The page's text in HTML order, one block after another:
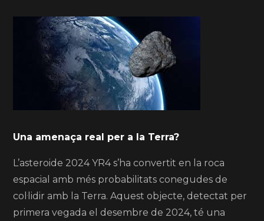
Una amenaça real per a la Terra?
L’asteroide 2024 YR4 s’ha convertit en la roca
espacial amb més probabilitats conegudes de
col·lidir amb la Terra. Aquest objecte, detectat per
primera vegada el desembre de 2024, té una